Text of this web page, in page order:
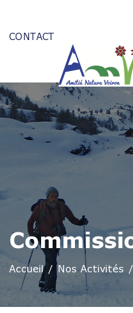
CONTACT
Accueil Nos Activités